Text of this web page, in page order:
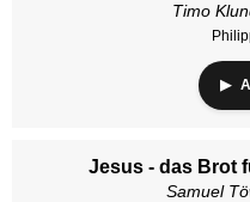
Timo
Jesus - das Brot
Samuel